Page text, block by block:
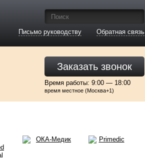
Письмо руководству Обратная связь
Заказать звонок
Время работы: 9:00 — 18:00
время местное (Москва+1)